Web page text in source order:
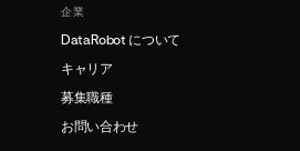
企業
DataRobot について
キャリア
募集職種
お問い合わせ